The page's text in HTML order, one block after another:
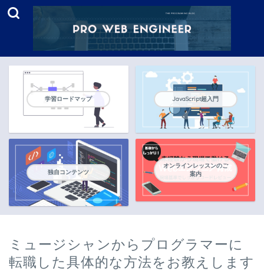
学習ロードマップ JavaScript超入門
独自コンテンツ
オンラインレッスンのご
案内
ミュージシャンからプログラマーに
転職した具体的な方法をお教えします